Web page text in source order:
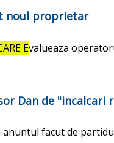
noul proprietar
Evalueaza
Dan de "incalcari
facut de